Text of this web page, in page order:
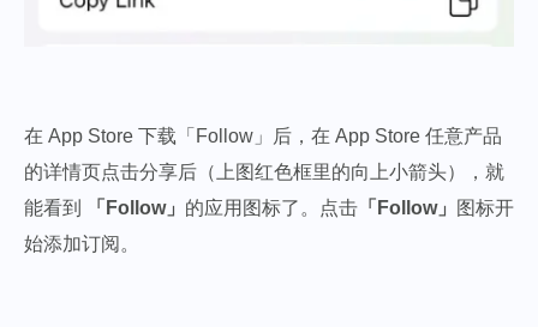
在 App Store 下载「Follow」后，在 App Store 任意产品
的详情页点击分享后（上图红色框里的向上小箭头），就
能看到
「Follow」 的应用图标了。点击 「Follow」
图标开
始添加订阅。